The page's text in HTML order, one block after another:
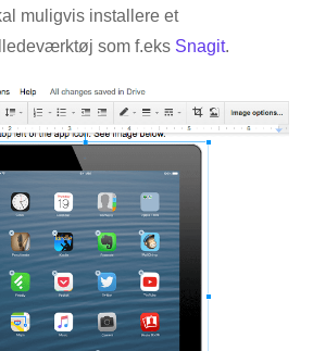
muligvis installere et
som f.eks Snagit.